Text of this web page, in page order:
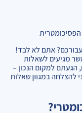
אתם לא לבד!
מגיעים לשאלות
הגעתם למקום הנכון –
להצלחה במגוון שאלות